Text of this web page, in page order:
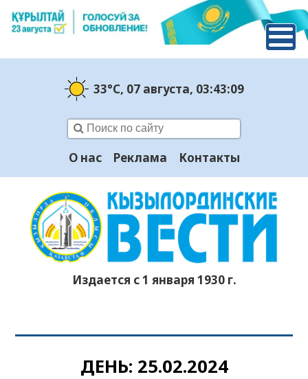
33°C, 07 августа, 03:43:10
О нас Реклама Контакты
Издается с 1 января 1930 г.
ДЕНЬ: 25.02.2024